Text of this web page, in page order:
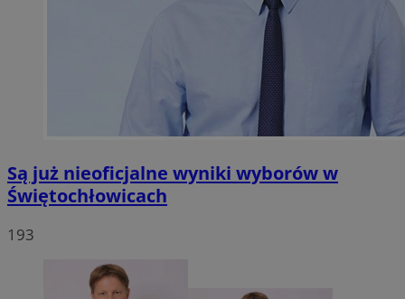
Są już nieoficjalne wyniki wyborów w
Świętochłowicach
193